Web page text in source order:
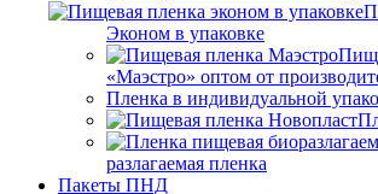
Эконом в упаковке
«Маэстро» оптом от
Пленка в индивидуальной
разлагаемая пленка
Пакеты ПНД